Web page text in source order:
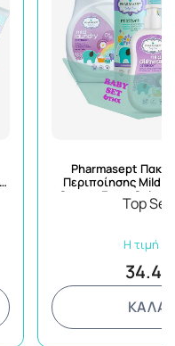
Pharmasept
Περιποίησης Mild
Cream+Extra Calm
Top
Η τιμή